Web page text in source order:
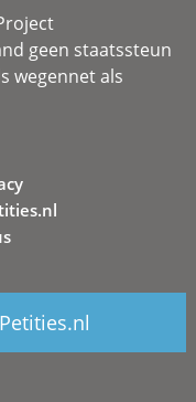
geen staatssteun
wegennet als